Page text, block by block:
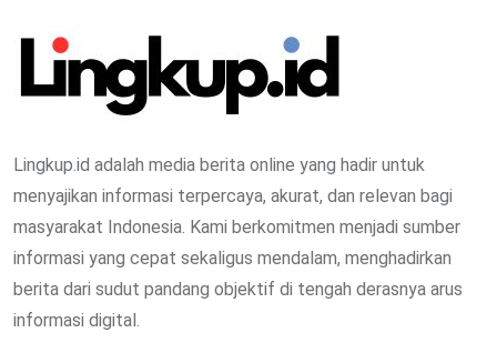
Lingkup.id adalah media berita online yang hadir untuk
menyajikan informasi terpercaya, akurat, dan relevan bagi
masyarakat Indonesia. Kami berkomitmen menjadi sumber
informasi yang cepat sekaligus mendalam, menghadirkan
berita dari sudut pandang objektif di tengah derasnya arus
informasi digital.